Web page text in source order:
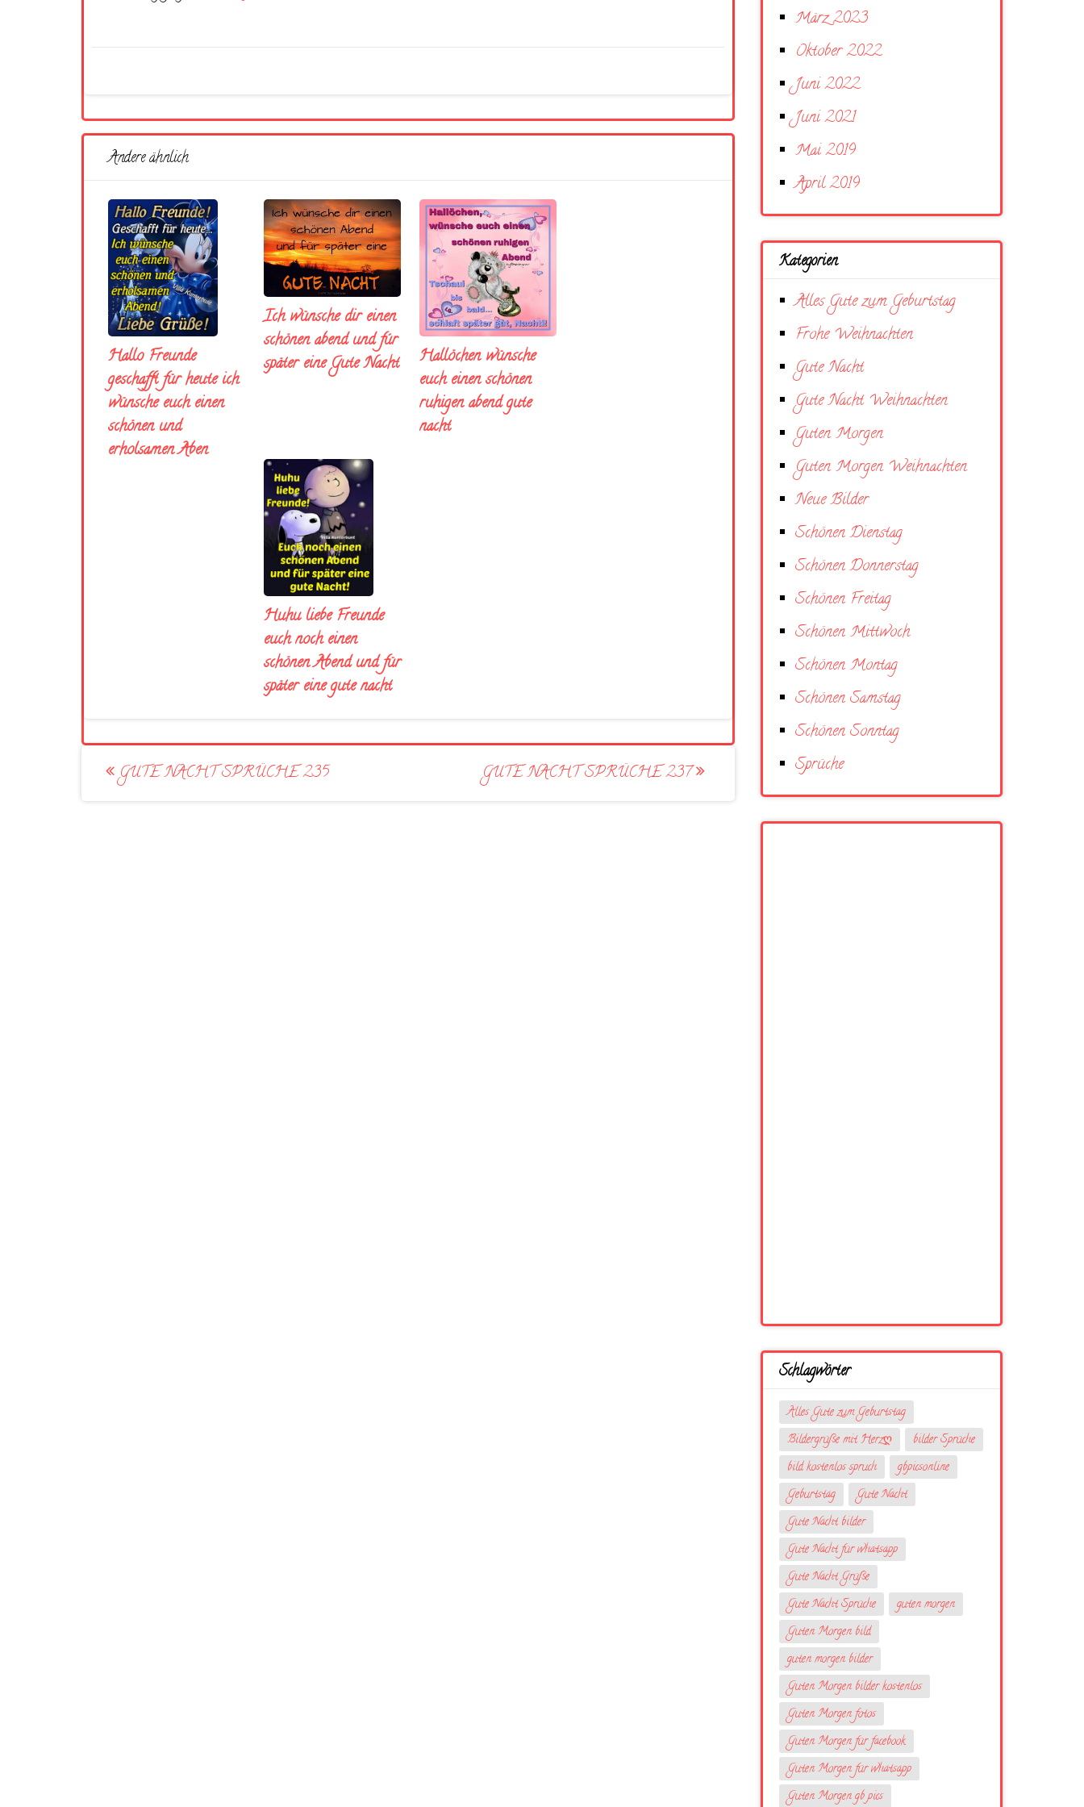
Andere ähnlich
Hallo Freunde
geschafft für heute ich
wünsche euch einen
schönen und
erholsamen Aben
Ich wünsche dir einen
schönen abend und fúr
später eine Gute Nacht
Hallöchen wünsche
euch einen schönen
ruhigen abend gute
nacht
Huhu liebe Freunde
euch noch einen
schönen Abend und für
später eine gute nacht
Post
navigation
GUTE NACHT SPRÜCHE 235 GUTE NACHT SPRÜCHE 237
März 2023
Oktober 2022
Juni 2022
Juni 2021
Mai 2019
April 2019
Kategorien
Alles Gute zum Geburtstag
Frohe Weihnachten
Gute Nacht
Gute Nacht Weihnachten
Guten Morgen
Guten Morgen Weihnachten
Neue Bilder
Schönen Dienstag
Schönen Donnerstag
Schönen Freitag
Schönen Mittwoch
Schönen Montag
Schönen Samstag
Schönen Sonntag
Sprüche
Schlagwörter
Alles Gute zum Geburtstag
Bildergrüße mit Herzღ
bilder Sprüche
bild kostenlos spruch
gbpicsonline
Geburtstag
Gute Nacht
Gute Nacht bilder
Gute Nacht für whatsapp
Gute Nacht Grüße
Gute Nacht Sprüche
guten morgen
Guten Morgen bild
guten morgen bilder
Guten Morgen bilder kostenlos
Guten Morgen fotos
Guten Morgen für facebook
Guten Morgen für whatsapp
Guten Morgen gb pics